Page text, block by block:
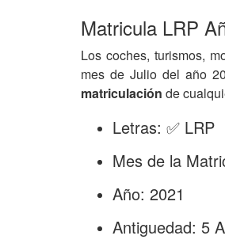
Matricula LRP
Los coches, turismos,
mes de Julio del año
matriculación de
Letras: ✅ LRP
Mes de la
Año: 2021
Antiguedad: 5